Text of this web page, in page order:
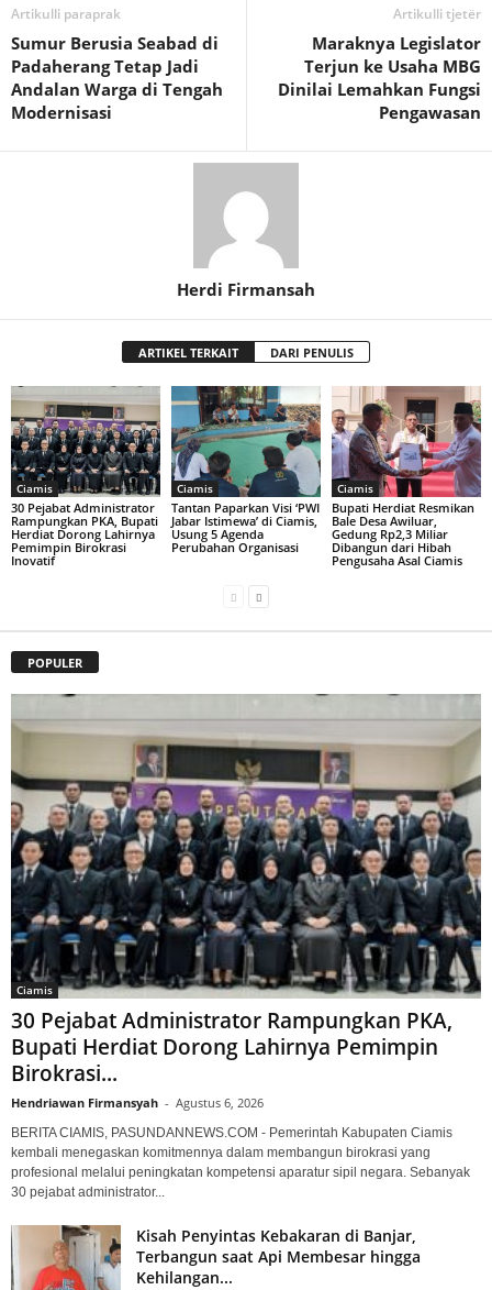
Artikulli paraprak
Sumur Berusia Seabad di
Padaherang Tetap Jadi
Andalan Warga di Tengah
Modernisasi
Artikulli tjetër
Maraknya Legislator
Terjun ke Usaha MBG
Dinilai Lemahkan Fungsi
Pengawasan
Herdi Firmansah
ARTIKEL TERKAIT DARI PENULIS
Ciamis
30 Pejabat Administrator
Rampungkan PKA, Bupati
Herdiat Dorong Lahirnya
Pemimpin Birokrasi
Inovatif
Ciamis
Tantan Paparkan Visi ‘PWI
Jabar Istimewa’ di Ciamis,
Usung 5 Agenda
Perubahan Organisasi
Ciamis
Bupati Herdiat Resmikan
Bale Desa Awiluar,
Gedung Rp2,3 Miliar
Dibangun dari Hibah
Pengusaha Asal Ciamis
POPULER
Ciamis
30 Pejabat Administrator Rampungkan PKA,
Bupati Herdiat Dorong Lahirnya Pemimpin
Birokrasi...
Hendriawan Firmansyah - Agustus 6, 2026
BERITA CIAMIS, PASUNDANNEWS.COM - Pemerintah Kabupaten Ciamis
kembali menegaskan komitmennya dalam membangun birokrasi yang
profesional melalui peningkatan kompetensi aparatur sipil negara. Sebanyak
30 pejabat administrator...
Kisah Penyintas Kebakaran di Banjar,
Terbangun saat Api Membesar hingga
Kehilangan...